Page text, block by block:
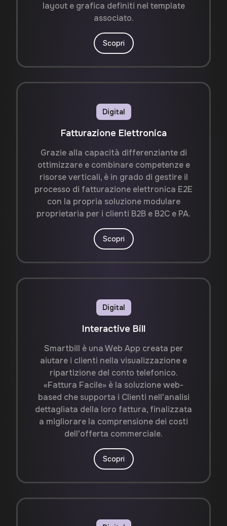
layout e grafica definiti nel template
associato.
Scopri
Digital
Fatturazione Elettronica
Grazie alla capacità differenziante di
ottimizzare e combinare competenze e
risorse verticali, è in grado di gestire il
processo di fatturazione elettronica E2E
con la propria soluzione modulare
proprietaria per i clienti B2B e B2C e PA.
Scopri
Digital
Interactive Bill
Smartbill è una Web App creata per
aiutare i clienti nella visualizzazione e
ripartizione del conto telefonico.
«Fattura Facile» è la soluzione web-
based che supporta i Clienti nell'analisi
dettagliata della loro fattura, finalizzata
a migliorare la comprensione dei costi
dell'offerta commerciale.
Scopri